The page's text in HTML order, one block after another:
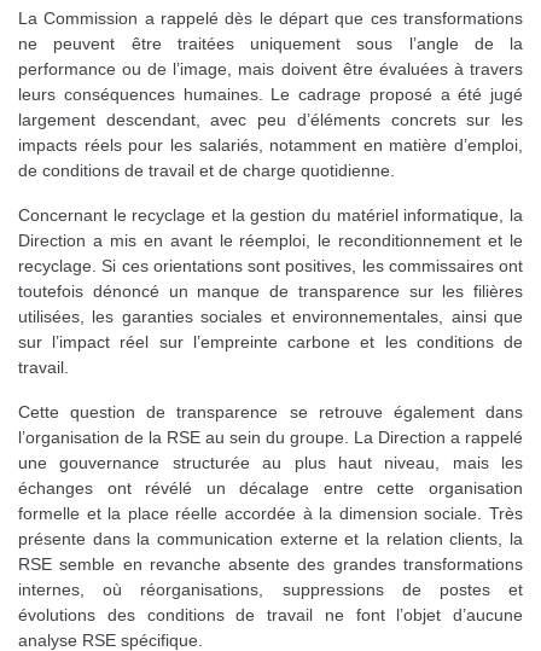
La Commission a rappelé dès le départ que ces transformations
ne peuvent être traitées uniquement sous l’angle de la
performance ou de l’image, mais doivent être évaluées à travers
leurs conséquences humaines. Le cadrage proposé a été jugé
largement descendant, avec peu d’éléments concrets sur les
impacts réels pour les salariés, notamment en matière d’emploi,
de conditions de travail et de charge quotidienne.
Concernant le recyclage et la gestion du matériel informatique, la
Direction a mis en avant le réemploi, le reconditionnement et le
recyclage. Si ces orientations sont positives, les commissaires ont
toutefois dénoncé un manque de transparence sur les filières
utilisées, les garanties sociales et environnementales, ainsi que
sur l’impact réel sur l’empreinte carbone et les conditions de
travail.
Cette question de transparence se retrouve également dans
l’organisation de la RSE au sein du groupe. La Direction a rappelé
une gouvernance structurée au plus haut niveau, mais les
échanges ont révélé un décalage entre cette organisation
formelle et la place réelle accordée à la dimension sociale. Très
présente dans la communication externe et la relation clients, la
RSE semble en revanche absente des grandes transformations
internes, où réorganisations, suppressions de postes et
évolutions des conditions de travail ne font l’objet d’aucune
analyse RSE spécifique.